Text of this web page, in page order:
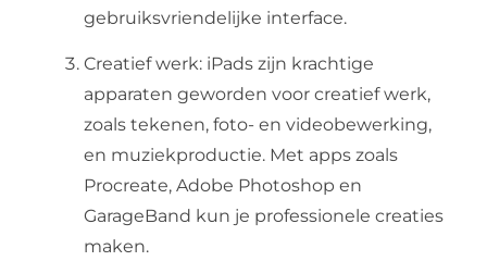
gebruiksvriendelijke interface.
Creatief werk: iPads zijn krachtige
apparaten geworden voor creatief werk,
zoals tekenen, foto- en videobewerking,
en muziekproductie. Met apps zoals
Procreate, Adobe Photoshop en
GarageBand kun je professionele creaties
maken.